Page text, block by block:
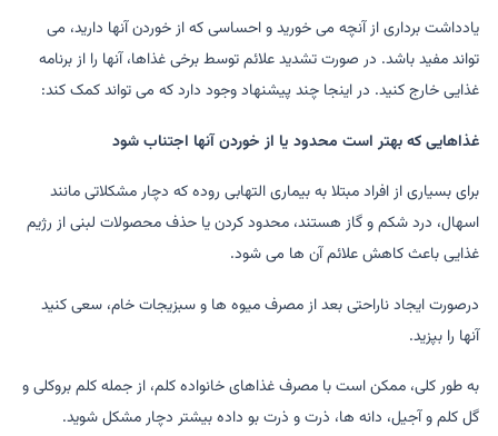
یادداشت برداری از آنچه می خورید و احساسی که از خوردن آنها دارید، می
تواند مفید باشد. در صورت تشدید علائم توسط برخی غذاها، آنها را از برنامه
غذایی خارج کنید. در اینجا چند پیشنهاد وجود دارد که می تواند کمک کند:
غذاهایی که بهتر است محدود یا از خوردن آنها اجتناب شود
برای بسیاری از افراد مبتلا به بیماری التهابی روده که دچار مشکلاتی مانند
اسهال، درد شکم و گاز هستند، محدود کردن یا حذف محصولات لبنی از رژیم
غذایی باعث کاهش علائم آن ها می شود.
درصورت ایجاد ناراحتی بعد از مصرف میوه ها و سبزیجات خام، سعی کنید
آنها را بپزید.
به طور کلی، ممکن است با مصرف غذاهای خانواده کلم، از جمله کلم بروکلی و
گل کلم و آجیل، دانه ها، ذرت و ذرت بو داده بیشتر دچار مشکل شوید.